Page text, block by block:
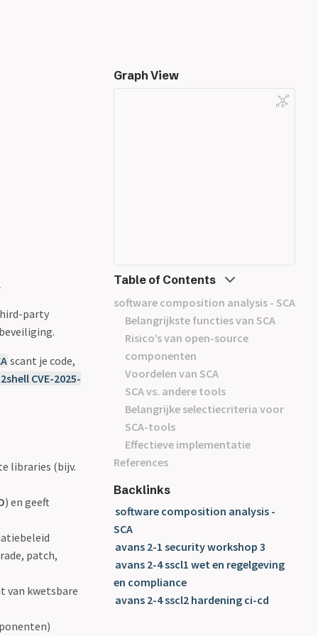
party
scant je code,
CVE-2025-
libraries (bijv.
) en geeft
patch,
van kwetsbare
Graph View
Table of Contents
software composition analysis - SCA
Belangrijkste functies van SCA
Risico’s van open-source
componenten
Voordelen van SCA
SCA vs. andere tools
Belangrijke selectiecriteria voor
SCA-tools
Effectieve implementatie
References
Backlinks
software composition analysis -
SCA
avans 2-1 security workshop 3
avans 2-4 sscl1 wet en regelgeving
en compliance
avans 2-4 sscl2 hardening ci-cd